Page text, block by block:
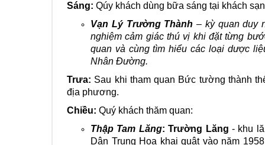
Sáng: Qúy khách dùng bữa sáng tại khách
Vạn Lý Trường Thành – kỳ quan duy
nghiệm cảm giác thú vị khi đặt từng
quan và cùng tìm hiểu các loại dược
Nhân Đường.
Trưa: Sau khi tham quan Bức tường thành
địa phương.
Chiều: Quý khách thăm quan:
Thập Tam Lăng: Trường Lăng- khu
Dân Trung Hoa khai quật vào năm